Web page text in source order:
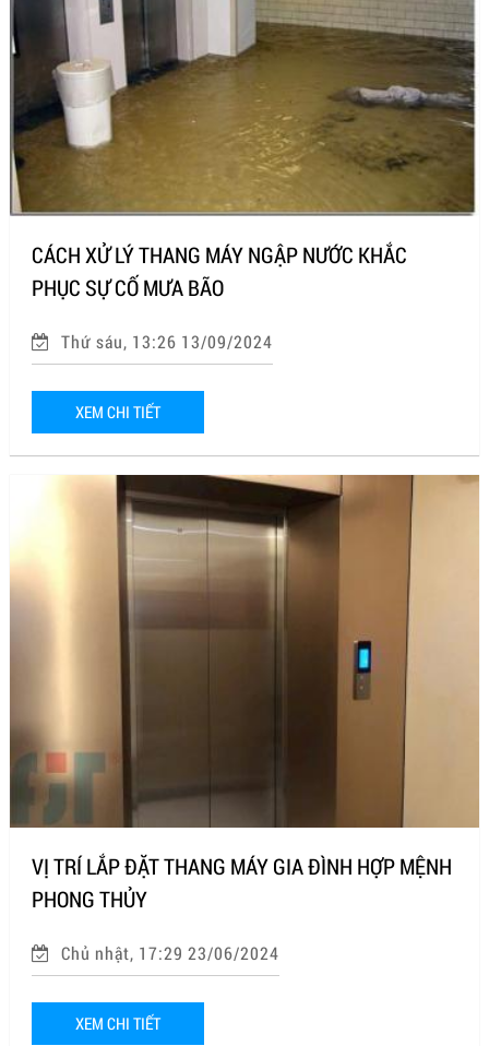
CÁCH XỬ LÝ THANG MÁY NGẬP NƯỚC KHẮC
PHỤC SỰ CỐ MƯA BÃO
Thứ sáu, 13:26 13/09/2024
XEM CHI TIẾT
VỊ TRÍ LẮP ĐẶT THANG MÁY GIA ĐÌNH HỢP MỆNH
PHONG THỦY
Chủ nhật, 17:29 23/06/2024
XEM CHI TIẾT